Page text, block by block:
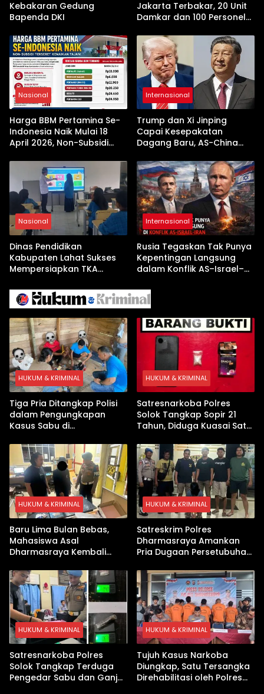
Kebakaran Gedung
Bapenda DKI
Jakarta Terbakar, 20 Unit
Damkar dan 100 Personel
Nasional
Harga BBM Pertamina Se-
Indonesia Naik Mulai 18
April 2026, Non-Subsidi
Internasional
Trump dan Xi Jinping
Capai Kesepakatan
Dagang Baru, AS-China
Jelang Kunjungan Beijing
Nasional
Dinas Pendidikan
Kabupaten Lahat Sukses
Mempersiapkan TKA
Pembekalan Latihan Soal
Tanpa Internet
Internasional
Rusia Tegaskan Tak Punya
Kepentingan Langsung
dalam Konflik AS–Israel–
HUKUM & KRIMINAL
Tiga Pria Ditangkap Polisi
dalam Pengungkapan
Kasus Sabu di
Digital hingga Bong Disita
HUKUM & KRIMINAL
Satresnarkoba Polres
Solok Tangkap Sopir 21
Tahun, Diduga Kuasai Satu
HUKUM & KRIMINAL
Baru Lima Bulan Bebas,
Mahasiswa Asal
Dharmasraya Kembali
HUKUM & KRIMINAL
Satreskrim Polres
Dharmasraya Amankan
Pria Dugaan Persetubuhan
HUKUM & KRIMINAL
Satresnarkoba Polres
Solok Tangkap Terduga
Pengedar Sabu dan Ganja
HUKUM & KRIMINAL
Tujuh Kasus Narkoba
Diungkap, Satu Tersangka
Direhabilitasi oleh Polres